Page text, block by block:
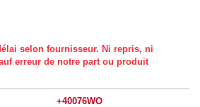
selon fournisseur. Ni repris, ni
erreur de notre part ou produit
+40076WO